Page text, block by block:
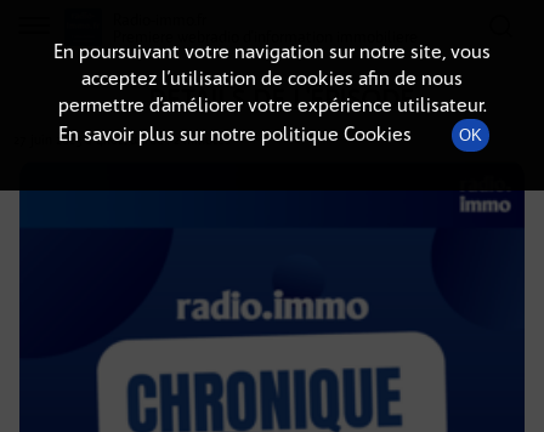
DÉTAILS DE L'ÉPISODE
27 juin 2023 à 4h02, durée : 2 minutes
En poursuivant votre navigation sur notre site, vous
acceptez l’utilisation de cookies afin de nous
permettre d’améliorer votre expérience utilisateur.
En savoir plus sur notre politique Cookies
OK